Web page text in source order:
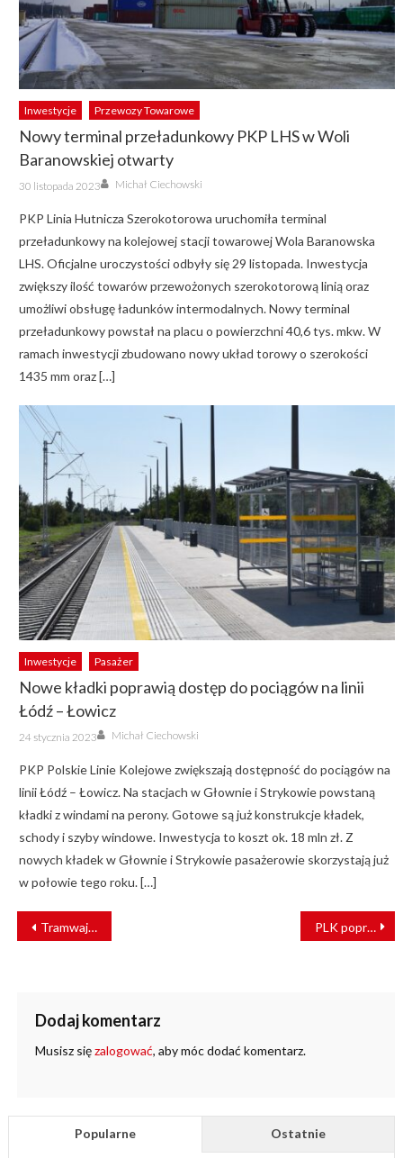
Inwestycje Przewozy Towarowe
Nowy terminal przeładunkowy PKP LHS w Woli
Baranowskiej otwarty
Posted
on
30 listopada 2023 Author
Michał Ciechowski
PKP Linia Hutnicza Szerokotorowa uruchomiła terminal
przeładunkowy na kolejowej stacji towarowej Wola Baranowska
LHS. Oficjalne uroczystości odbyły się 29 listopada. Inwestycja
zwiększy ilość towarów przewożonych szerokotorową linią oraz
umożliwi obsługę ładunków intermodalnych. Nowy terminal
przeładunkowy powstał na placu o powierzchni 40,6 tys. mkw. W
ramach inwestycji zbudowano nowy układ torowy o szerokości
1435 mm oraz […]
Inwestycje Pasażer
Nowe kładki poprawią dostęp do pociągów na linii
Łódź – Łowicz
Posted
on
24 stycznia 2023 Author
Michał Ciechowski
PKP Polskie Linie Kolejowe zwiększają dostępność do pociągów na
linii Łódź – Łowicz. Na stacjach w Głownie i Strykowie powstaną
kładki z windami na perony. Gotowe są już konstrukcje kładek,
schody i szyby windowe. Inwestycja to koszt ok. 18 mln zł. Z
nowych kładek w Głownie i Strykowie pasażerowie skorzystają już
w połowie tego roku. […]
NAWIGACJA
WPISU
Tramwaj na Gocław coraz bliżej. Radni zwiększyli finansowanie PLK poprawi przepustowość na trasie Warszawa – Kraków
Dodaj komentarz
Musisz sięzalogować, aby móc dodać komentarz.
Popularne Ostatnie